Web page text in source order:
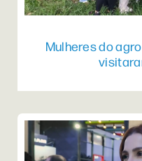
Mulheres do